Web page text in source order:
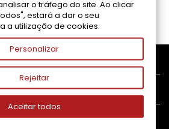



o tráfego do site. Ao clicar
estará a dar o seu
a utilização de cookies.
Personalizar
Rejeitar
Aceitar todos